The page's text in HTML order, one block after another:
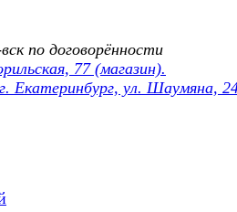
по договорённости
77 (магазин).
Екатеринбург, ул. Шаумяна,